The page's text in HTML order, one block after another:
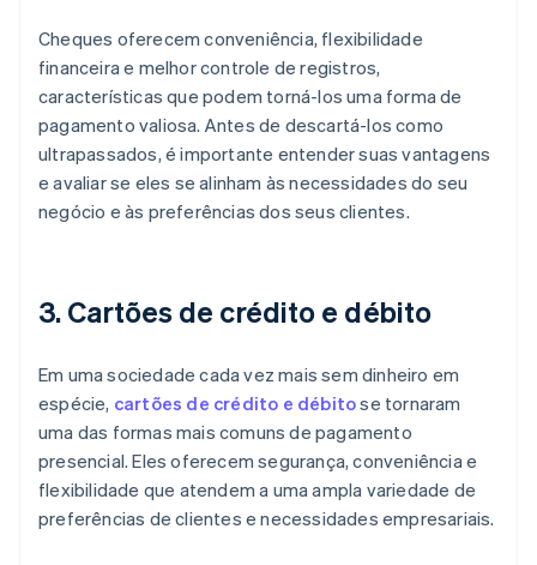
Cheques oferecem conveniência, flexibilidade
financeira e melhor controle de registros,
características que podem torná-los uma forma de
pagamento valiosa. Antes de descartá-los como
ultrapassados, é importante entender suas vantagens
e avaliar se eles se alinham às necessidades do seu
negócio e às preferências dos seus clientes.
3. Cartões de crédito e débito
Em uma sociedade cada vez mais sem dinheiro em
espécie, cartões de crédito e débitose tornaram
uma das formas mais comuns de pagamento
presencial. Eles oferecem segurança, conveniência e
flexibilidade que atendem a uma ampla variedade de
preferências de clientes e necessidades empresariais.